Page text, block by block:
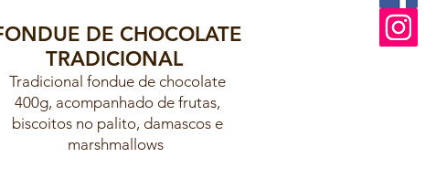
DE CHOCOLATE
TRADICIONAL
Tradicional fondue de chocolate
400g, acompanhado de frutas,
biscoitos no palito, damascos e
marshmallows